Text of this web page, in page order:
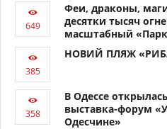
Феи, драконы,
десятки тысяч
масштабный
НОВИЙ ПЛЯЖ
В Одессе
выставка-форум
Одесчине»